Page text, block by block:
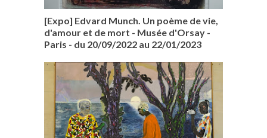
[Expo] Edvard Munch. Un poème de vie,
d'amour et de mort - Musée d'Orsay -
Paris - du 20/09/2022 au 22/01/2023